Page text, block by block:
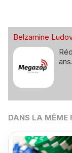
Belzamine
ans.
DANS LA MÊME